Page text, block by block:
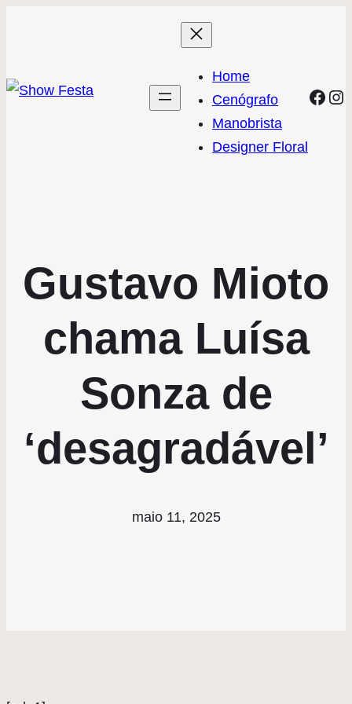
Home
Cenógrafo
Manobrista
Designer Floral
Gustavo Mioto
chama Luísa
Sonza de
‘desagradável’
maio 11, 2025